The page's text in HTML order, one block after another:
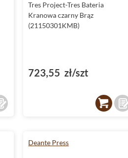
Tres Project-Tres Bateria
Kranowa czarny Brąz
(21150301KMB)
723,55 zł/szt
Deante Press